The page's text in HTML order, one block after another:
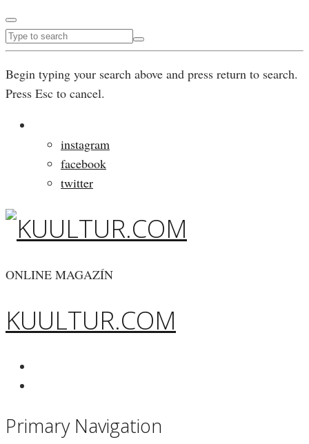
Begin typing your search above and press return to search.
Press Esc to cancel.
instagram
facebook
twitter
ONLINE MAGAZÍN
KUULTUR.COM
Primary Navigation